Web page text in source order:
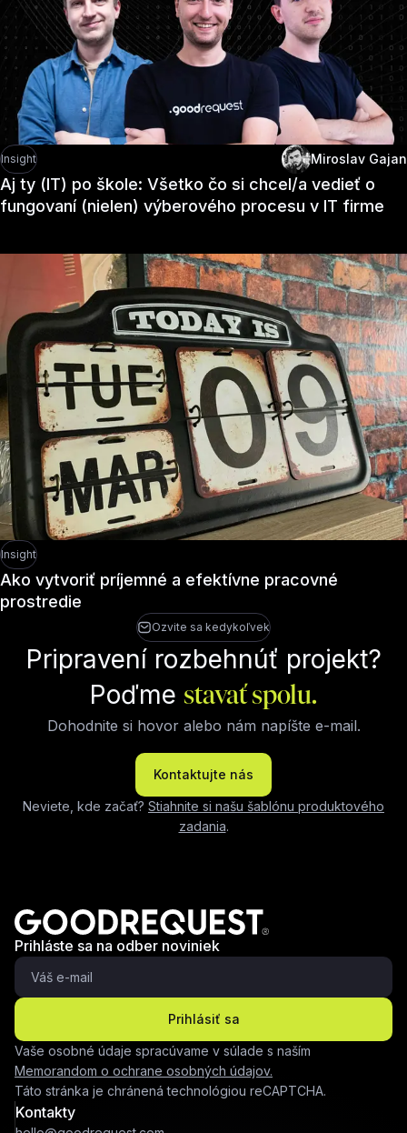
Insight Miroslav Gajan
Aj ty (IT) po škole: Všetko čo si chcel/a vedieť o
fungovaní (nielen) výberového procesu v IT firme
Insight
Ako vytvoriť príjemné a efektívne pracovné
prostredie
Ozvite sa kedykoľvek
Pripravení rozbehnúť projekt?
Poďmestavať spolu.
Dohodnite si hovor alebo nám napíšte e-mail.
Kontaktujte nás
Neviete, kde začať? Stiahnite si našu šablónu produktového
zadania.
Prihláste sa na odber noviniek
Prihlásiť sa
Vaše osobné údaje spracúvame v súlade s naším
Memorandom o ochrane osobných údajov.
Táto stránka je chránená technológiou reCAPTCHA.
Kontakty